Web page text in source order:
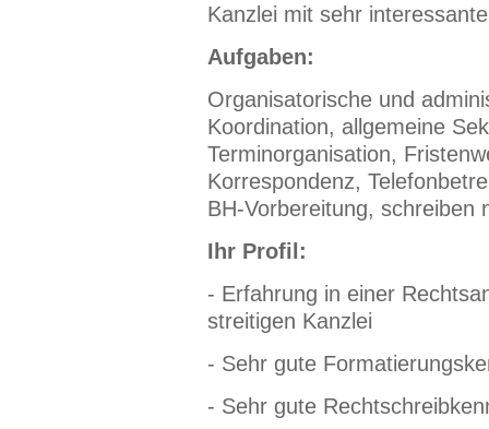
Kanzlei mit sehr
Aufgaben:
Organisatorische und
Koordination, allgemeine
Terminorganisation,
Korrespondenz,
BH-Vorbereitung, schreiben
Ihr Profil:
- Erfahrung in einer
streitigen Kanzlei
- Sehr gute
- Sehr gute